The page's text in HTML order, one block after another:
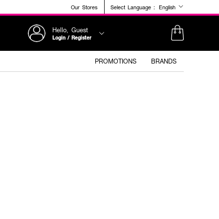
Our Stores Select Language : English
Hello, Guest
Login / Register
PROMOTIONS BRANDS